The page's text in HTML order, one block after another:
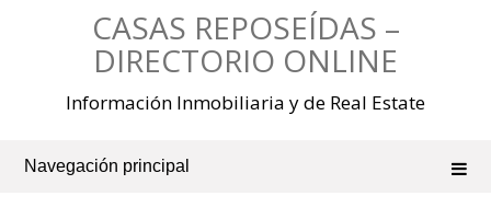
CASAS REPOSEÍDAS –
DIRECTORIO ONLINE
Información Inmobiliaria y de Real Estate
Navegación principal